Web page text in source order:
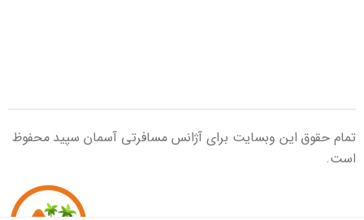
تمام حقوق این وبسایت برای آژانس مسافرتی آسمان سپید محفوظ
است.